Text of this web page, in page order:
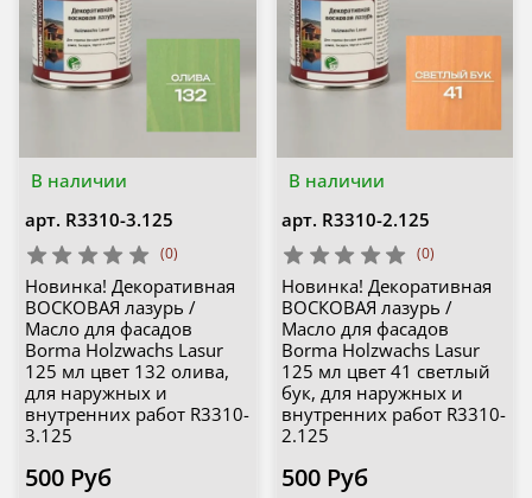
В наличии
арт. R3310-3.125
(0)
Новинка! Декоративная
ВОСКОВАЯ лазурь /
Масло для фасадов
Borma Holzwachs Lasur
125 мл цвет 132 олива,
для наружных и
внутренних работ R3310-
3.125
500 Руб
В наличии
арт. R3310-2.125
(0)
Новинка! Декоративная
ВОСКОВАЯ лазурь /
Масло для фасадов
Borma Holzwachs Lasur
125 мл цвет 41 светлый
бук, для наружных и
внутренних работ R3310-
2.125
500 Руб